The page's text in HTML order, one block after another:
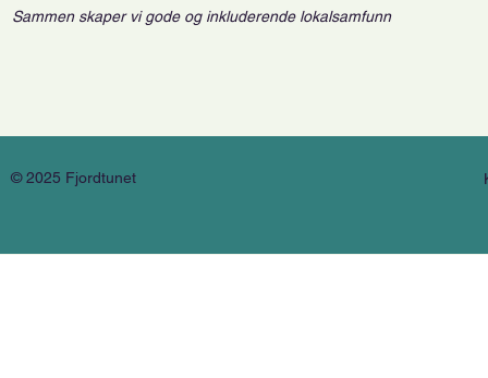
Sammen skaper vi gode og inkluderende lokalsamfunn
© 2025 Fjordtunet